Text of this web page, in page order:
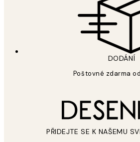
DODÁNÍ
Poštovné zdarma
PŘIDEJTE SE K NAŠEMU